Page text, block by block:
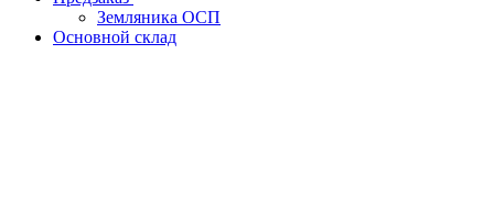
Земляника ОСП
Основной склад